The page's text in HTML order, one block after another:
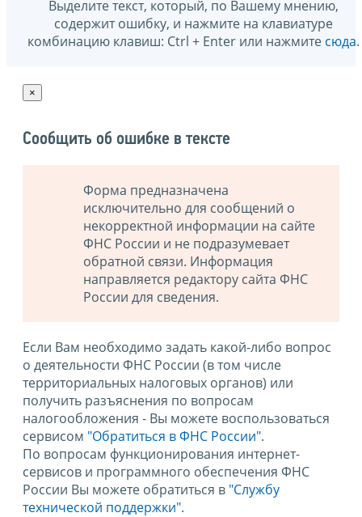
Выделите текст, который, по Вашему мнению,
содержит ошибку, и нажмите на клавиатуре
комбинацию клавиш: Ctrl + Enter или нажмите сюда.
×
Сообщить об ошибке в тексте
Форма предназначена
исключительно для сообщений о
некорректной информации на сайте
ФНС России и не подразумевает
обратной связи. Информация
направляется редактору сайта ФНС
России для сведения.
Если Вам необходимо задать какой-либо вопрос
о деятельности ФНС России (в том числе
территориальных налоговых органов) или
получить разъяснения по вопросам
налогообложения - Вы можете воспользоваться
сервисом "Обратиться в ФНС России".
По вопросам функционирования интернет-
сервисов и программного обеспечения ФНС
России Вы можете обратиться в "Службу
технической поддержки".